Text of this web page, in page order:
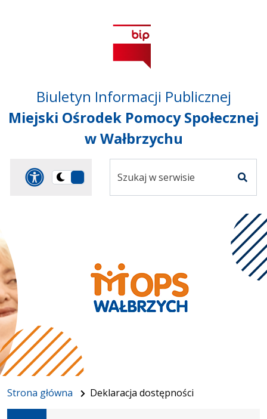
Przejdź do
głównego menu
Przejdź do treści
Przejdź do mapy
serwisu
Biuletyn Informacji Publicznej
Miejski Ośrodek Pomocy Społecznej
w Wałbrzychu
Panel dostosowania
Przełącz
serwisie
Strona główna Deklaracja dostępności